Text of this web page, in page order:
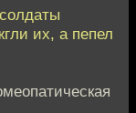
их, а пепел